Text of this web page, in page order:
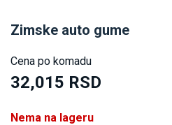
Zimske auto gume
Cena po komadu
32,015 RSD
Nema na lageru